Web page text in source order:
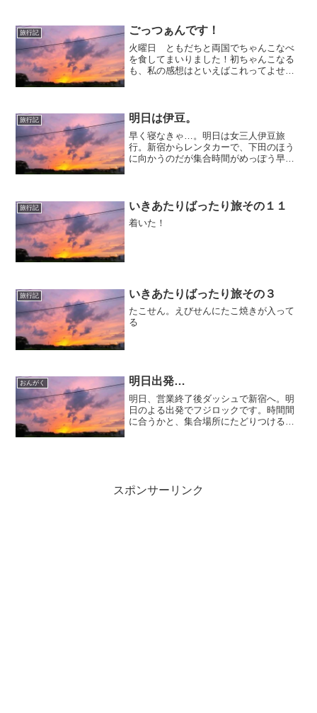
旅行記 ごっつぁんです！
火曜日 ともだちと両国でちゃんこなべ
を食してまいりました！初ちゃんこなる
も、私の感想はといえばこれってよせな
綱」。（でもよ...
旅行記 明日は伊豆。
早く寝なきゃ…。明日は女三人伊豆旅
行。新宿からレンタカーで、下田のほう
に向かうのだが集合時間がめっぽう早
旅行記 いきあたりばったり旅その１１
着いた！
旅行記 いきあたりばったり旅その３
たこせん。えびせんにたこ焼きが入って
る
おんがく 明日出発…
明日、営業終了後ダッシュで新宿へ。明
日のよる出発でフジロックです。時間間
に合うかと、集合場所にたどりつけるか
スポンサーリンク